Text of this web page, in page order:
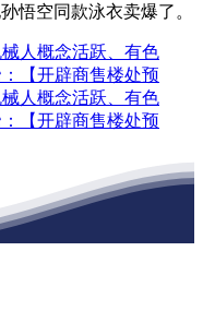
悟空同款泳衣卖爆了。
人概念活跃、有色
【开辟商售楼处预
人概念活跃、有色
【开辟商售楼处预